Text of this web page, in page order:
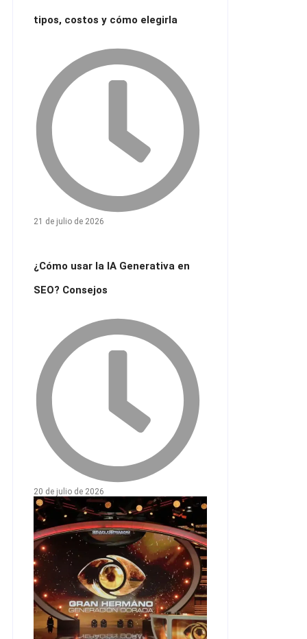
tipos, costos y cómo elegirla
21 de julio de 2026
¿Cómo usar la IA Generativa en
SEO? Consejos
20 de julio de 2026